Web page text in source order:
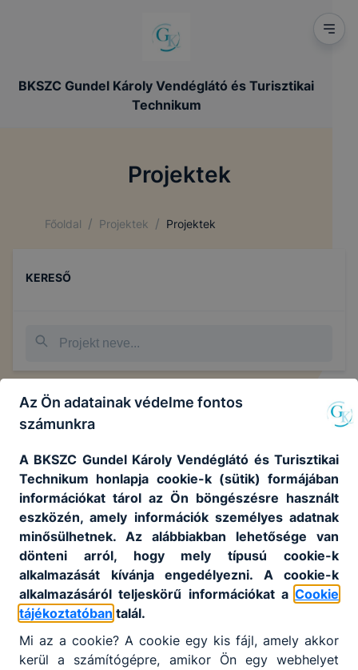
BKSZC Gundel Károly Vendéglátó és Turisztikai
Technikum
Projektek
Főoldal / Projektek / Projektek
KERESŐ
Projektek
Széchenyi 2020 projektek
Erasmus+
Az Erasmus+ projekt keretében számos tanulónk és
oktatónk kap lehetőséget a külföldi szakmai
gyakorlatokra, tapasztalatszerzésre.
Az Ön adatainak védelme fontos
számunkra
A BKSZC Gundel Károly Vendéglátó és Turisztikai
Technikum honlapja cookie-k (sütik) formájában
információkat tárol az Ön böngészésre használt
eszközén, amely információk személyes adatnak
minősülhetnek. Az alábbiakban lehetősége van
dönteni arról, hogy mely típusú cookie-k
alkalmazását kívánja engedélyezni. A cookie-k
alkalmazásáról teljeskörű információkat a Cookie
tájékoztatóban talál.
Mi az a cookie? A cookie egy kis fájl, amely akkor
kerül a számítógépre, amikor Ön egy webhelyet